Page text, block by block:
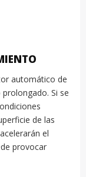
automático de
Si se
de las
el
provocar